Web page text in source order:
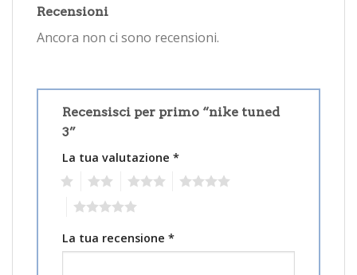
Recensioni
Ancora non ci sono recensioni.
Recensisci per primo “nike tuned
3”
La tua valutazione *
La tua recensione *